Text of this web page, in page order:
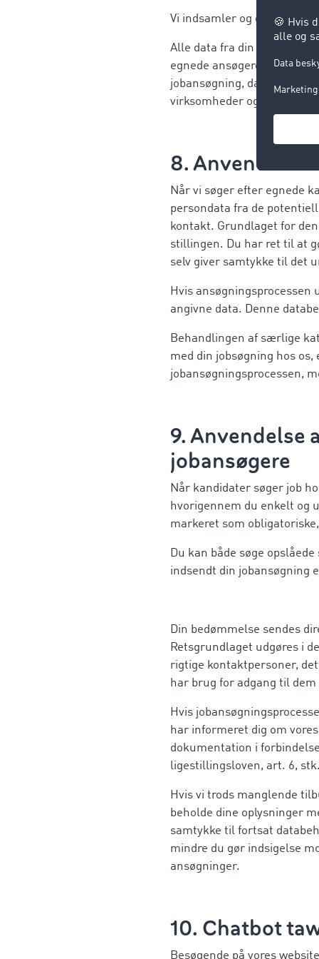
Vi indsamler og gemmer
Alle data fra din
egnede ansøgere til den
jobansøgning, da du selv
virksomheder og ledere i
8. Anvendelse
Når vi søger efter egnede
persondata fra de
kontakt. Grundlaget for
stillingen. Du har ret til at
selv giver samtykke til det
Hvis
angivne data. Denne
Behandlingen af særlige
med din jobsøgning hos
jobansøgningsprocessen,
9. Anvendelse
jobansøgere
Når kandidater søger job
hvorigennem du enkelt og
markeret som
Du kan både søge
indsendt din jobansøgning
Din bedømmelse sendes
Retsgrundlaget udgøres i
rigtige kontaktpersoner,
har brug for adgang til
Hvis
har informeret dig om
dokumentation i
ligestillingsloven, art. 6,
Hvis vi trods manglende
beholde dine oplysninger
samtykke til fortsat
mindre du gør indsigelse
ansøgninger.
10. Chatbot
Besøgende på vores